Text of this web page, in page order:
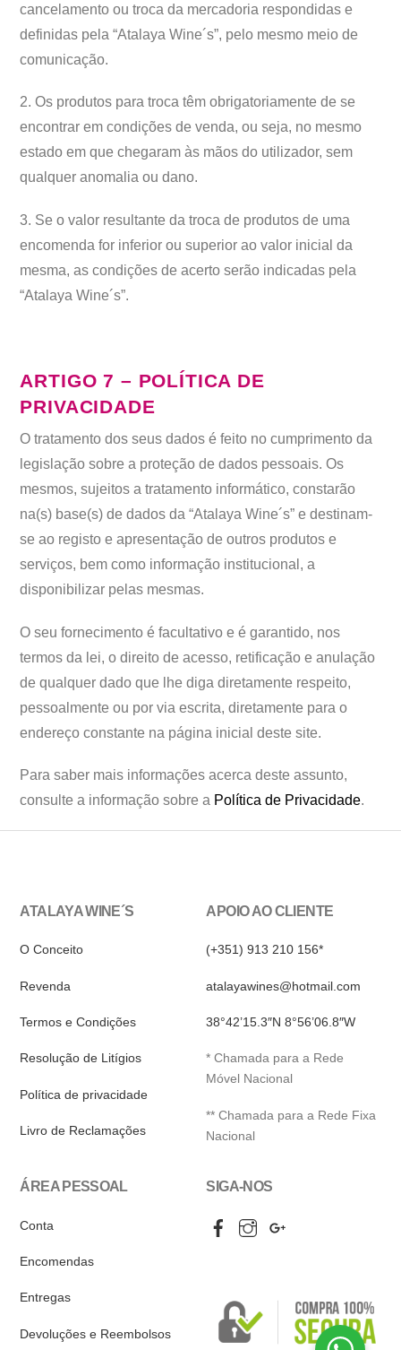
cancelamento ou troca da mercadoria respondidas e
definidas pela “Atalaya Wine´s”, pelo mesmo meio de
comunicação.
2. Os produtos para troca têm obrigatoriamente de se
encontrar em condições de venda, ou seja, no mesmo
estado em que chegaram às mãos do utilizador, sem
qualquer anomalia ou dano.
3. Se o valor resultante da troca de produtos de uma
encomenda for inferior ou superior ao valor inicial da
mesma, as condições de acerto serão indicadas pela
“Atalaya Wine´s”.
ARTIGO 7 – POLÍTICA DE
PRIVACIDADE
O tratamento dos seus dados é feito no cumprimento da
legislação sobre a proteção de dados pessoais. Os
mesmos, sujeitos a tratamento informático, constarão
na(s) base(s) de dados da “Atalaya Wine´s” e destinam-
se ao registo e apresentação de outros produtos e
serviços, bem como informação institucional, a
disponibilizar pelas mesmas.
O seu fornecimento é facultativo e é garantido, nos
termos da lei, o direito de acesso, retificação e anulação
de qualquer dado que lhe diga diretamente respeito,
pessoalmente ou por via escrita, diretamente para o
endereço constante na página inicial deste site.
Para saber mais informações acerca deste assunto,
consulte a informação sobre a Política de Privacidade.
ATALAYA WINE´S
O Conceito
Revenda
Termos e Condições
Resolução de Litígios
Política de privacidade
Livro de Reclamações
APOIO AO CLIENTE
(+351) 913 210 156*
atalayawines@hotmail.com
38°42’15.3″N 8°56’06.8″W
* Chamada para a Rede
Móvel Nacional
** Chamada para a Rede Fixa
Nacional
ÁREA PESSOAL
Conta
Encomendas
Entregas
Devoluções e Reembolsos
SIGA-NOS
FacebookInstagram